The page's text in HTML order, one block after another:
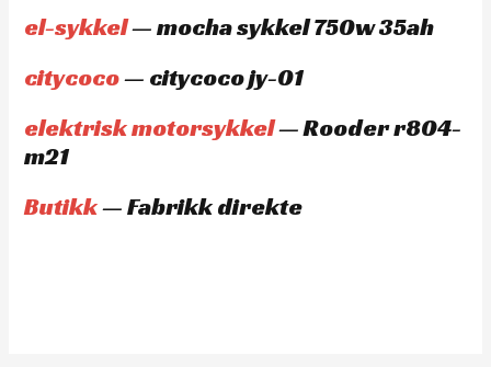
el-sykkel— mocha sykkel 750w 35ah
citycoco— citycoco jy-01
elektrisk motorsykkel— Rooder r804-
m21
Butikk— Fabrikk direkte